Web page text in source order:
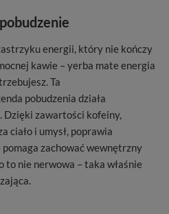
energii, który nie kończy
kawie – yerba mate energia
Ta
pobudzenia działa
Dzięki zawartości kofeiny,
ciało i umysł, poprawia
zachować wewnętrzny
to nie nerwowa – taka właśnie